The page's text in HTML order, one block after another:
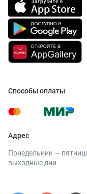
Способы оплаты
Адрес
Понедельник —
выходные дни